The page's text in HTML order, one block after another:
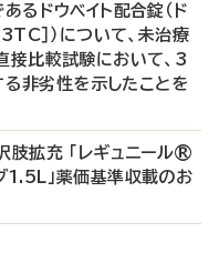
るドウベイト配合錠（ド
］）について、未治療
接比較試験において、3
非劣性を示したことを
拡充 「レギュニール®
」薬価基準収載のお